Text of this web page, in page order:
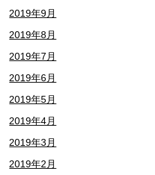
2019年9月
2019年8月
2019年7月
2019年6月
2019年5月
2019年4月
2019年3月
2019年2月